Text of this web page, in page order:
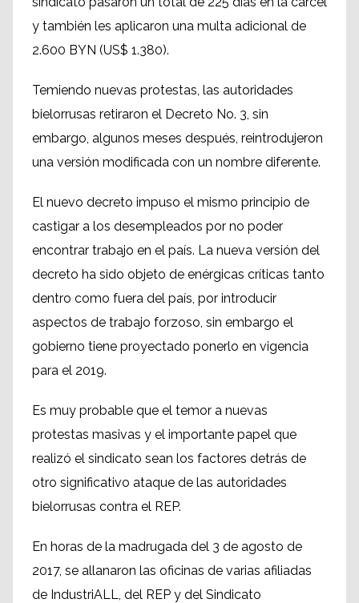
y también les aplicaron una multa adicional de
2.600 BYN (US$ 1.380).
Temiendo nuevas protestas, las autoridades
bielorrusas retiraron el Decreto No. 3, sin
embargo, algunos meses después, reintrodujeron
una versión modificada con un nombre diferente.
El nuevo decreto impuso el mismo principio de
castigar a los desempleados por no poder
encontrar trabajo en el país. La nueva versión del
decreto ha sido objeto de enérgicas críticas tanto
dentro como fuera del país, por introducir
aspectos de trabajo forzoso, sin embargo el
gobierno tiene proyectado ponerlo en vigencia
para el 2019.
Es muy probable que el temor a nuevas
protestas masivas y el importante papel que
realizó el sindicato sean los factores detrás de
otro significativo ataque de las autoridades
bielorrusas contra el REP.
En horas de la madrugada del 3 de agosto de
2017, se allanaron las oficinas de varias afiliadas
de IndustriALL, del REP y del Sindicato